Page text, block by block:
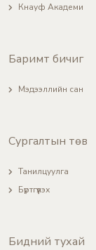
Кнауф Академи
Баримт бичиг
Мэдээллийн сан
Сургалтын төв
Танилцуулга
Бүртгүүлэх
Бидний тухай